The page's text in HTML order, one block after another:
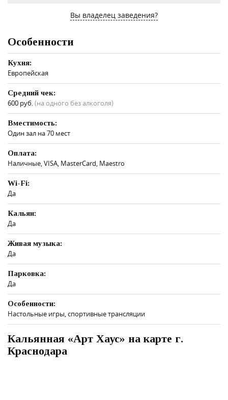
Вы владелец заведения?
Особенности
Кухня:
Европейская
Средний чек:
600 руб.(на одного без алкоголя)
Вместимость:
Один зал на 70 мест
Оплата:
Наличные, VISA, MasterCard, Maestro
Wi-Fi:
Да
Кальян:
Да
Живая музыка:
Да
Парковка:
Да
Особенности:
Настольные игры, спортивные трансляции
Кальянная «Арт Хаус» на карте г.
Краснодара